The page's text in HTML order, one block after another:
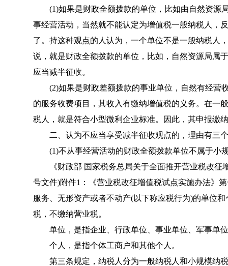
(1)如果是财政全额拨款的单位，比如由自然资源
事经营活动，当然就不能认定为增值税一般纳税人，
了。持这种观点的人认为，一个单位不是一般纳税人
说，就是财政全额拨款的单位，比如，自然资源局属
应当减半征收。
(2)如果是财政差额拨款的事业单位，自然有经营
的服务收费项目，其收入有缴纳增值税的义务。在一
税人，就是符合小型微利企业标准。因此，其申报缴
二、认为不应当享受减半征收观点的，理由有三
(1)不从事经营活动的财政全额拨款单位不属于小
《财政部 国家税务总局关于全面推开营业税改征
号文件)附件1 ：《营业税改征增值税试点实施办法》
服务、无形资产或者不动产(以下称应税行为)的单位
税，不缴纳营业税。
单位，是指企业、行政单位、事业单位、军事单
个人，是指个体工商户和其他个人。
第三条规定，纳税人分为一般纳税人和小规模纳